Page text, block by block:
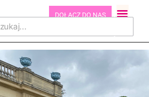
DOŁĄCZ DO NAS